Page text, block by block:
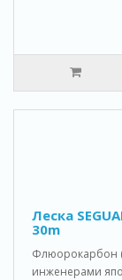
Леска
30m
Флюорокарбон
инженерами